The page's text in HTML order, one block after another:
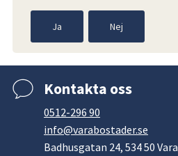
Ja Nej
Kontakta oss
0512-296 90
info@varabostader.se
Badhusgatan 24, 534 50 Vara